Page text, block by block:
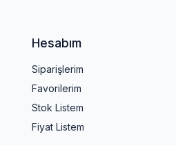
Hesabım
Siparişlerim
Favorilerim
Stok Listem
Fiyat Listem